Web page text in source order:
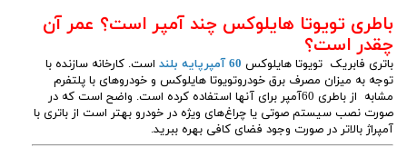
باطری تویوتا هایلوکس چند آمپر است؟ عمر آن
چقدر است؟
باتری فابریک تویوتا هایلوکس 60 آمپرپایه بلند
است. کارخانه سازنده با
توجه به میزان مصرف برق خودروتویوتا هایلوکس و خودروهای با پلتفرم
مشابه از باطری 60آمپر برای آنها استفاده کرده است. واضح است که در
صورت نصب سیستم صوتی یا چراغ‌های ویژه در خودرو بهتر است از باتری با
آمپراژ بالاتر در صورت وجود فضای کافی بهره ببرید.